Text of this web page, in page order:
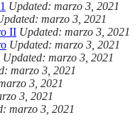
Updated: marzo 3, 2021
marzo 3, 2021
II Updated: marzo 3, 2021
Updated: marzo 3, 2021
Updated: marzo 3, 2021
marzo 3, 2021
3, 2021
3, 2021
marzo 3, 2021